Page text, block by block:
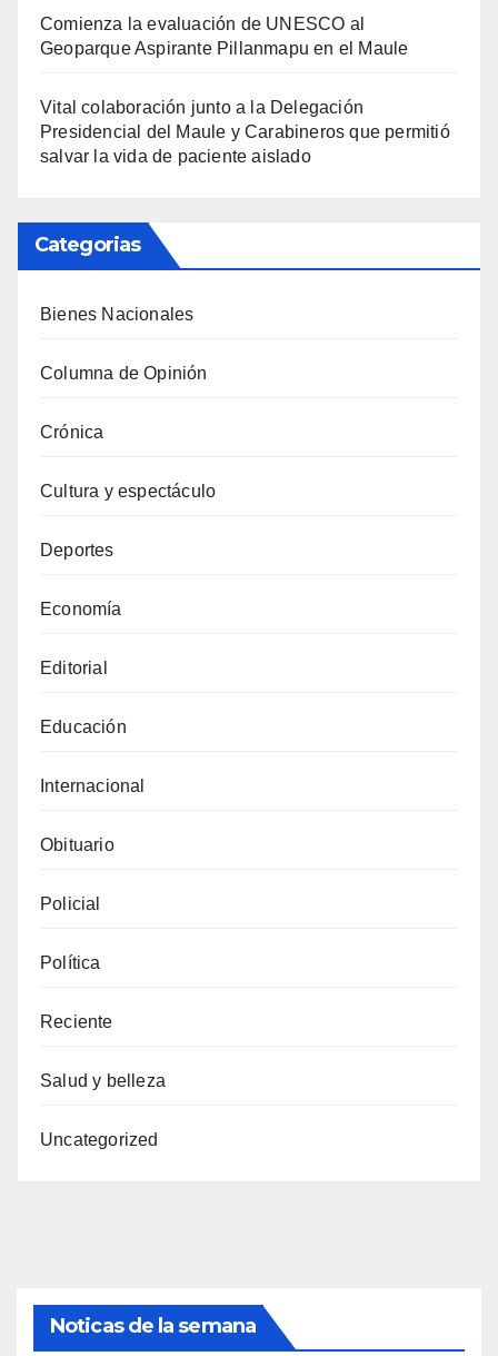
Comienza la evaluación de UNESCO al
Geoparque Aspirante Pillanmapu en el Maule
Vital colaboración junto a la Delegación
Presidencial del Maule y Carabineros que permitió
salvar la vida de paciente aislado
Categorias
Bienes Nacionales
Columna de Opinión
Crónica
Cultura y espectáculo
Deportes
Economía
Editorial
Educación
Internacional
Obituario
Policial
Política
Reciente
Salud y belleza
Uncategorized
Noticas de la semana